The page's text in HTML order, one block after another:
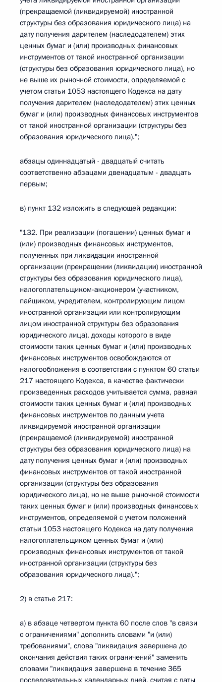
(прекращаемой (ликвидируемой) иностранной
структуры без образования юридического лица) на
дату получения дарителем (наследодателем) этих
ценных бумаг и (или) производных финансовых
инструментов от такой иностранной организации
(структуры без образования юридического лица), но
не выше их рыночной стоимости, определяемой с
учетом статьи 1053 настоящего Кодекса на дату
получения дарителем (наследодателем) этих ценных
бумаг и (или) производных финансовых инструментов
от такой иностранной организации (структуры без
образования юридического лица).";
абзацы одиннадцатый - двадцатый считать
соответственно абзацами двенадцатым - двадцать
первым;
в) пункт 132 изложить в следующей редакции:
"132. При реализации (погашении) ценных бумаг и
(или) производных финансовых инструментов,
полученных при ликвидации иностранной
организации (прекращении (ликвидации) иностранной
структуры без образования юридического лица),
налогоплательщиком-акционером (участником,
пайщиком, учредителем, контролирующим лицом
иностранной организации или контролирующим
лицом иностранной структуры без образования
юридического лица), доходы которого в виде
стоимости таких ценных бумаг и (или) производных
финансовых инструментов освобождаются от
налогообложения в соответствии с пунктом 60 статьи
217 настоящего Кодекса, в качестве фактически
произведенных расходов учитывается сумма, равная
стоимости таких ценных бумаг и (или) производных
финансовых инструментов по данным учета
ликвидируемой иностранной организации
(прекращаемой (ликвидируемой) иностранной
структуры без образования юридического лица) на
дату получения ценных бумаг и (или) производных
финансовых инструментов от такой иностранной
организации (структуры без образования
юридического лица), но не выше рыночной стоимости
таких ценных бумаг и (или) производных финансовых
инструментов, определяемой с учетом положений
статьи 1053 настоящего Кодекса на дату получения
налогоплательщиком ценных бумаг и (или)
производных финансовых инструментов от такой
иностранной организации (структуры без
образования юридического лица).";
2) в статье 217:
а) в абзаце четвертом пункта 60 после слов "в связи
с ограничениями" дополнить словами "и (или)
требованиями", слова "ликвидация завершена до
окончания действия таких ограничений" заменить
словами "ликвидация завершена в течение 365
последовательных календарных дней, считая с даты